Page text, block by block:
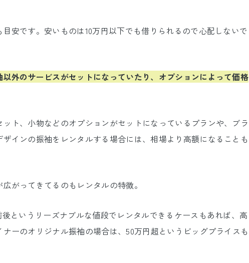
安です。安いものは10万円以下でも借りられるので心配しないで
以外のサービスがセットになっていたり、オプションによって価格
ト、小物などのオプションがセットになっているプランや、ブラ
インの振袖をレンタルする場合には、相場より高額になることも
がってきてるのもレンタルの特徴。
というリーズナブルな値段でレンタルできるケースもあれば、高
ーのオリジナル振袖の場合は、50万円超というビッグプライスも